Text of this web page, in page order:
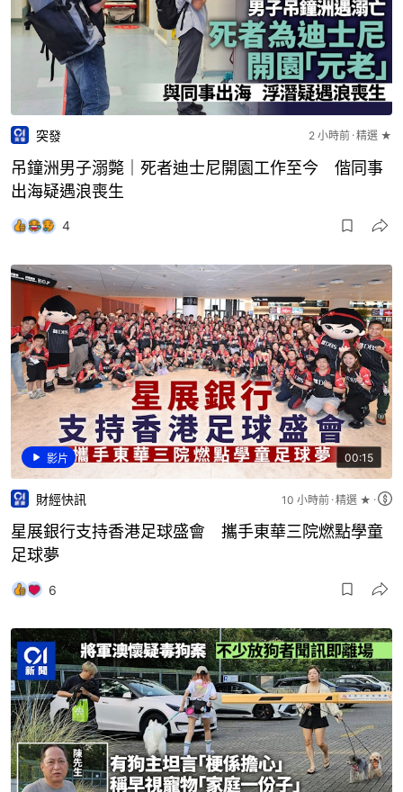
突發 2 小時前 精選 ★
吊鐘洲男子溺斃｜死者迪士尼開園工作至今 偕同事
出海疑遇浪喪生
4
影片 00:15
財經快訊 10 小時前 精選 ★
星展銀行支持香港足球盛會 攜手東華三院燃點學童
足球夢
6